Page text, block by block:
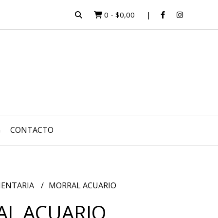
0 - $0,00
CONTACTO
MORRAL ACUARIO
ACUARIO